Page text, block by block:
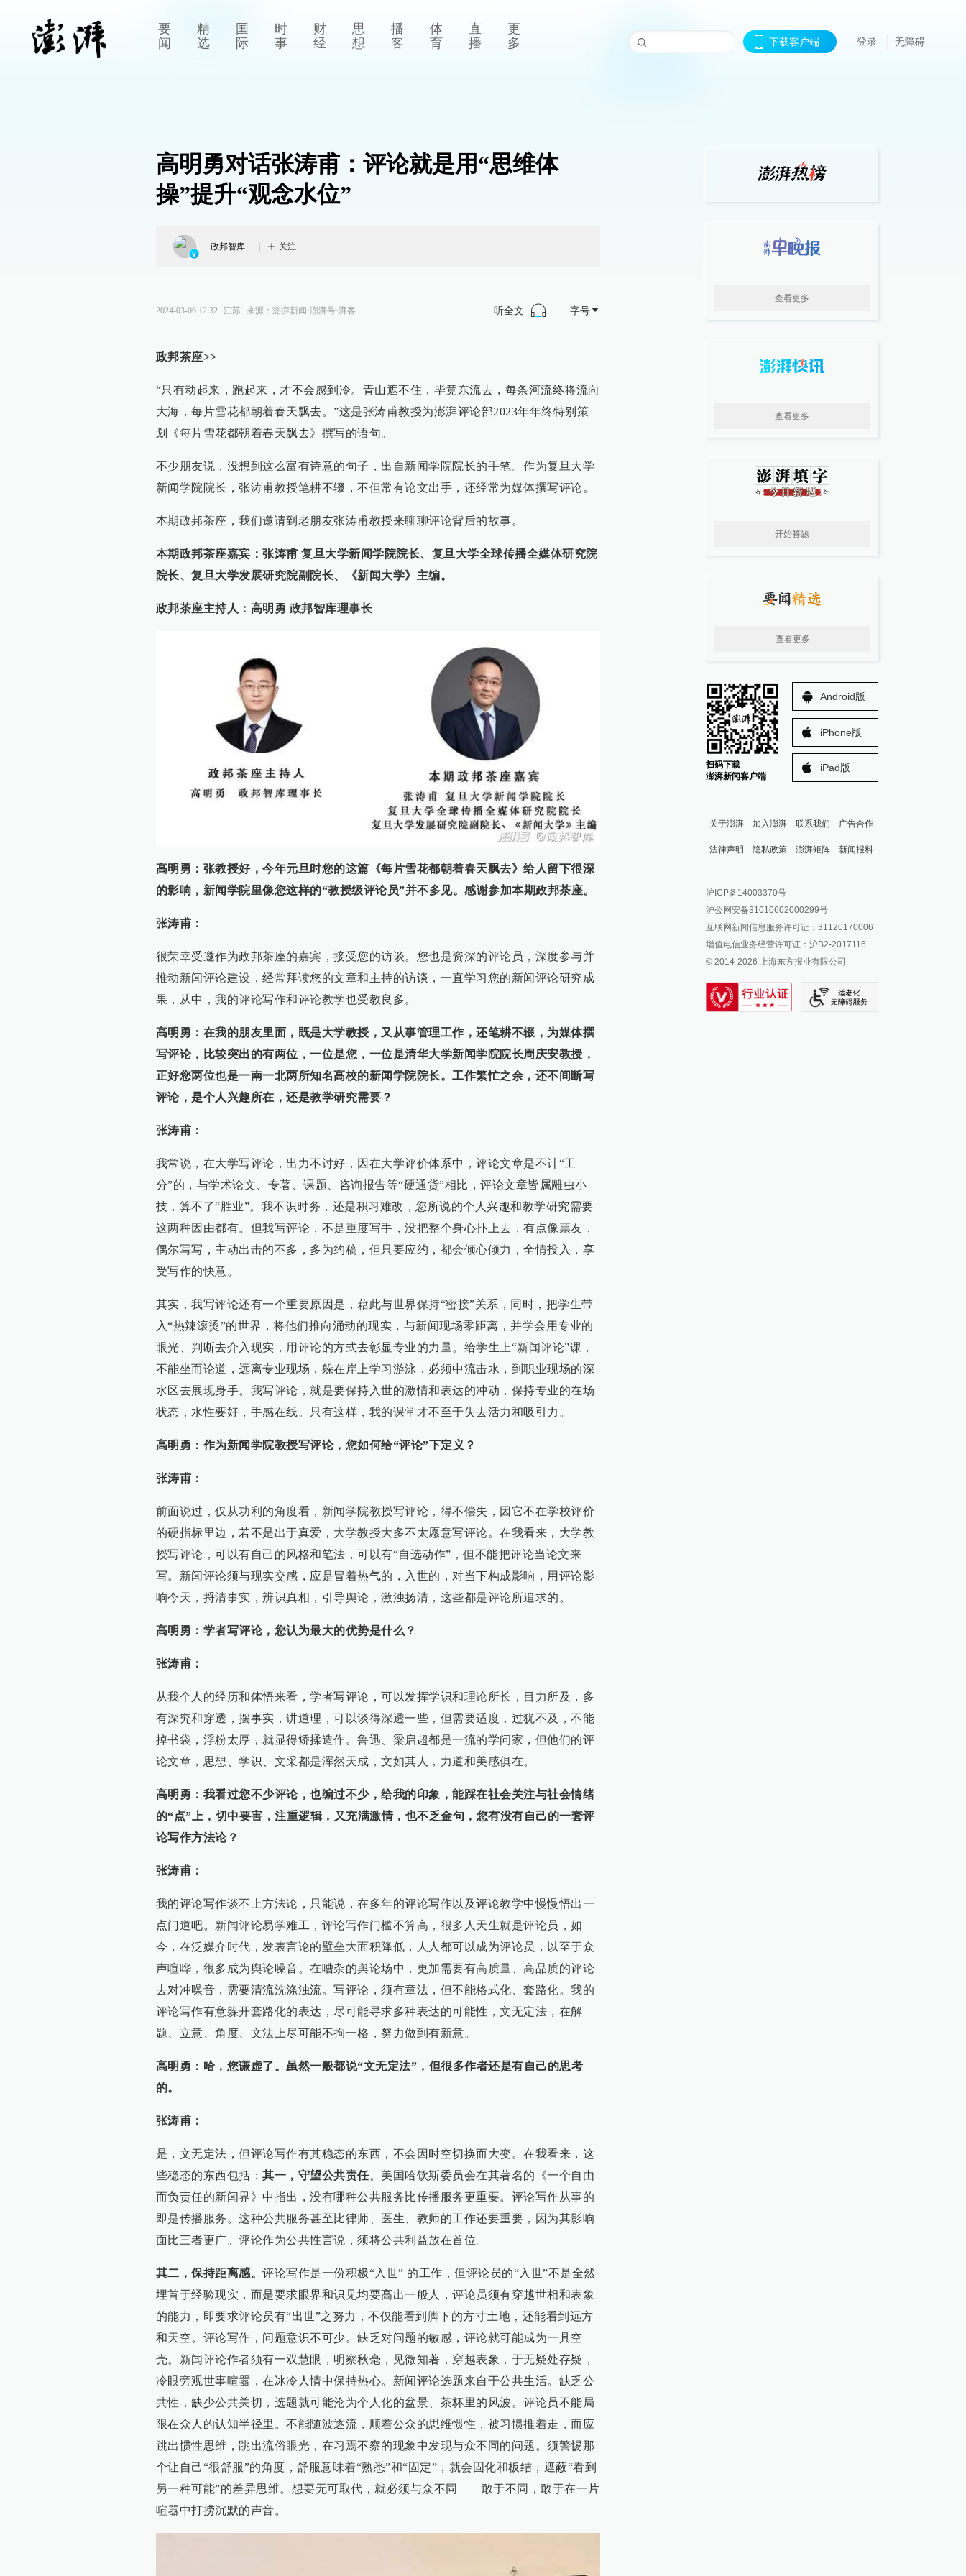
要
闻
精
选
国
际
时
事
财
经
思
想
播
客
体
育
直
播
更
多
下载客户端 登录 无障碍
高明勇对话张涛甫：评论就是用“思维体
操”提升“观念水位”
政邦智库 关注
2024-03-06 12:32 江苏 来源： 澎湃新闻·澎湃号·湃客 听全文 字号
政邦茶座>>
“只有动起来，跑起来，才不会感到冷。青山遮不住，毕竟东流去，每条河流终将流向
大海，每片雪花都朝着春天飘去。”这是张涛甫教授为澎湃评论部2023年年终特别策
划《每片雪花都朝着春天飘去》撰写的语句。
不少朋友说，没想到这么富有诗意的句子，出自新闻学院院长的手笔。作为复旦大学
新闻学院院长，张涛甫教授笔耕不辍，不但常有论文出手，还经常为媒体撰写评论。
本期政邦茶座，我们邀请到老朋友张涛甫教授来聊聊评论背后的故事。
本期政邦茶座嘉宾：张涛甫 复旦大学新闻学院院长、复旦大学全球传播全媒体研究院
院长、复旦大学发展研究院副院长、《新闻大学》主编。
政邦茶座主持人：高明勇 政邦智库理事长
高明勇：张教授好，今年元旦时您的这篇《每片雪花都朝着春天飘去》给人留下很深
的影响，新闻学院里像您这样的“教授级评论员”并不多见。感谢参加本期政邦茶座。
张涛甫：
很荣幸受邀作为政邦茶座的嘉宾，接受您的访谈。您也是资深的评论员，深度参与并
推动新闻评论建设，经常拜读您的文章和主持的访谈，一直学习您的新闻评论研究成
果，从中，我的评论写作和评论教学也受教良多。
高明勇：在我的朋友里面，既是大学教授，又从事管理工作，还笔耕不辍，为媒体撰
写评论，比较突出的有两位，一位是您，一位是清华大学新闻学院院长周庆安教授，
正好您两位也是一南一北两所知名高校的新闻学院院长。工作繁忙之余，还不间断写
评论，是个人兴趣所在，还是教学研究需要？
张涛甫：
我常说，在大学写评论，出力不讨好，因在大学评价体系中，评论文章是不计“工
分”的，与学术论文、专著、课题、咨询报告等“硬通货”相比，评论文章皆属雕虫小
技，算不了“胜业”。我不识时务，还是积习难改，您所说的个人兴趣和教学研究需要
这两种因由都有。但我写评论，不是重度写手，没把整个身心扑上去，有点像票友，
偶尔写写，主动出击的不多，多为约稿，但只要应约，都会倾心倾力，全情投入，享
受写作的快意。
其实，我写评论还有一个重要原因是，藉此与世界保持“密接”关系，同时，把学生带
入“热辣滚烫”的世界，将他们推向涌动的现实，与新闻现场零距离，并学会用专业的
眼光、判断去介入现实，用评论的方式去彰显专业的力量。给学生上“新闻评论”课，
不能坐而论道，远离专业现场，躲在岸上学习游泳，必须中流击水，到职业现场的深
水区去展现身手。我写评论，就是要保持入世的激情和表达的冲动，保持专业的在场
状态，水性要好，手感在线。只有这样，我的课堂才不至于失去活力和吸引力。
高明勇：作为新闻学院教授写评论，您如何给“评论”下定义？
张涛甫：
前面说过，仅从功利的角度看，新闻学院教授写评论，得不偿失，因它不在学校评价
的硬指标里边，若不是出于真爱，大学教授大多不太愿意写评论。在我看来，大学教
授写评论，可以有自己的风格和笔法，可以有“自选动作”，但不能把评论当论文来
写。新闻评论须与现实交感，应是冒着热气的，入世的，对当下构成影响，用评论影
响今天，捋清事实，辨识真相，引导舆论，激浊扬清，这些都是评论所追求的。
高明勇：学者写评论，您认为最大的优势是什么？
张涛甫：
从我个人的经历和体悟来看，学者写评论，可以发挥学识和理论所长，目力所及，多
有深究和穿透，摆事实，讲道理，可以谈得深透一些，但需要适度，过犹不及，不能
掉书袋，浮粉太厚，就显得矫揉造作。鲁迅、梁启超都是一流的学问家，但他们的评
论文章，思想、学识、文采都是浑然天成，文如其人，力道和美感俱在。
高明勇：我看过您不少评论，也编过不少，给我的印象，能踩在社会关注与社会情绪
的“点”上，切中要害，注重逻辑，又充满激情，也不乏金句，您有没有自己的一套评
论写作方法论？
张涛甫：
我的评论写作谈不上方法论，只能说，在多年的评论写作以及评论教学中慢慢悟出一
点门道吧。新闻评论易学难工，评论写作门槛不算高，很多人天生就是评论员，如
今，在泛媒介时代，发表言论的壁垒大面积降低，人人都可以成为评论员，以至于众
声喧哗，很多成为舆论噪音。在嘈杂的舆论场中，更加需要有高质量、高品质的评论
去对冲噪音，需要清流洗涤浊流。写评论，须有章法，但不能格式化、套路化。我的
评论写作有意躲开套路化的表达，尽可能寻求多种表达的可能性，文无定法，在解
题、立意、角度、文法上尽可能不拘一格，努力做到有新意。
高明勇：哈，您谦虚了。虽然一般都说“文无定法”，但很多作者还是有自己的思考
的。
张涛甫：
是，文无定法，但评论写作有其稳态的东西，不会因时空切换而大变。在我看来，这
些稳态的东西包括： 其一，守望公共责任。美国哈钦斯委员会在其著名的《一个自由
而负责任的新闻界》中指出，没有哪种公共服务比传播服务更重要。评论写作从事的
即是传播服务。这种公共服务甚至比律师、医生、教师的工作还要重要，因为其影响
面比三者更广。评论作为公共性言说，须将公共利益放在首位。
其二，保持距离感。 评论写作是一份积极“入世” 的工作，但评论员的“入世”不是全然
埋首于经验现实，而是要求眼界和识见均要高出一般人，评论员须有穿越世相和表象
的能力，即要求评论员有“出世”之努力，不仅能看到脚下的方寸土地，还能看到远方
和天空。评论写作，问题意识不可少。缺乏对问题的敏感，评论就可能成为一具空
壳。新闻评论作者须有一双慧眼，明察秋毫，见微知著，穿越表象，于无疑处存疑，
冷眼旁观世事喧嚣，在冰冷人情中保持热心。新闻评论选题来自于公共生活。缺乏公
共性，缺少公共关切，选题就可能沦为个人化的盆景、茶杯里的风波。评论员不能局
限在众人的认知半径里。不能随波逐流，顺着公众的思维惯性，被习惯推着走，而应
跳出惯性思维，跳出流俗眼光，在习焉不察的现象中发现与众不同的问题。须警惕那
个让自己“很舒服”的角度，舒服意味着“熟悉”和“固定”，就会固化和板结，遮蔽“看到
另一种可能”的差异思维。想要无可取代，就必须与众不同——敢于不同，敢于在一片
喧嚣中打捞沉默的声音。
查看更多
查看更多
开始答题
查看更多
扫码下载
澎湃新闻客户端
Android版
iPhone版
iPad版
关于澎湃 加入澎湃 联系我们 广告合作
法律声明 隐私政策 澎湃矩阵
澎湃新闻公众号
澎湃新闻抖音号
派生万物开放平台
IP SHANGHAI
SIXTH TONE
新闻报料
报料邮箱: news@thepaper.cn
沪ICP备14003370号
沪公网安备31010602000299号
互联网新闻信息服务许可证：31120170006
增值电信业务经营许可证：沪B2-2017116
© 2014-2026 上海东方报业有限公司